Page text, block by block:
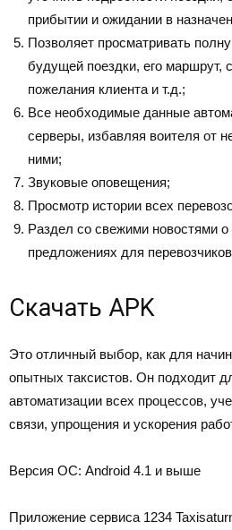
прибытии и ожидании в
Позволяет просматривать
будущей поездки, его маршрут,
пожелания клиента и т.д.;
Все необходимые данные
серверы, избавляя воителя от
ними;
Звуковые оповещения;
Просмотр истории всех
Раздел со свежими новостями о
предложениях для
Скачать APK
Это отличный выбор, как для
опытных таксистов. Он подходит
автоматизации всех процессов,
связи, упрощения и ускорения
Версия ОС: Android 4.1 и выше
Приложение сервиса 1234